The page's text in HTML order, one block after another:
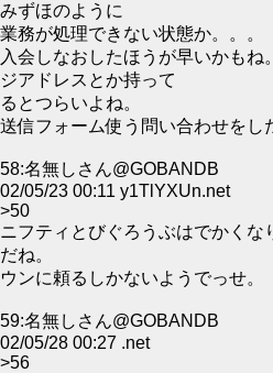
みずほのように
業務が処理できない状態か。。。
入会しなおしたほうが早いかも
ジアドレスとか持って
るとつらいよね。
送信フォーム使う問い合わせをし
58:名無しさん@GOBANDB
02/05/23 00:11 y1TlYXUn.net
>50
ニフティとびぐろうぶはでかくな
だね。
ウンに頼るしかないようでっせ。
59:名無しさん@GOBANDB
02/05/28 00:27 .net
>56